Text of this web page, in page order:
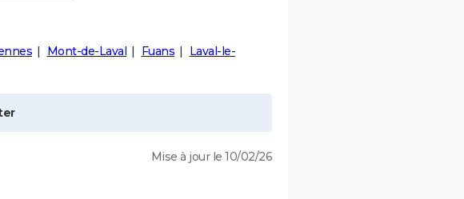
Mont-de-Laval Fuans
Laval-le-
Mise à jour le 10/02/26